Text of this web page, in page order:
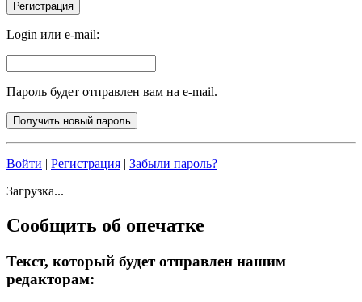
Login или e-mail:
Пароль будет отправлен вам на e-mail.
Войти | Регистрация | Забыли пароль?
Загрузка...
Сообщить об опечатке
Текст, который будет отправлен нашим
редакторам: